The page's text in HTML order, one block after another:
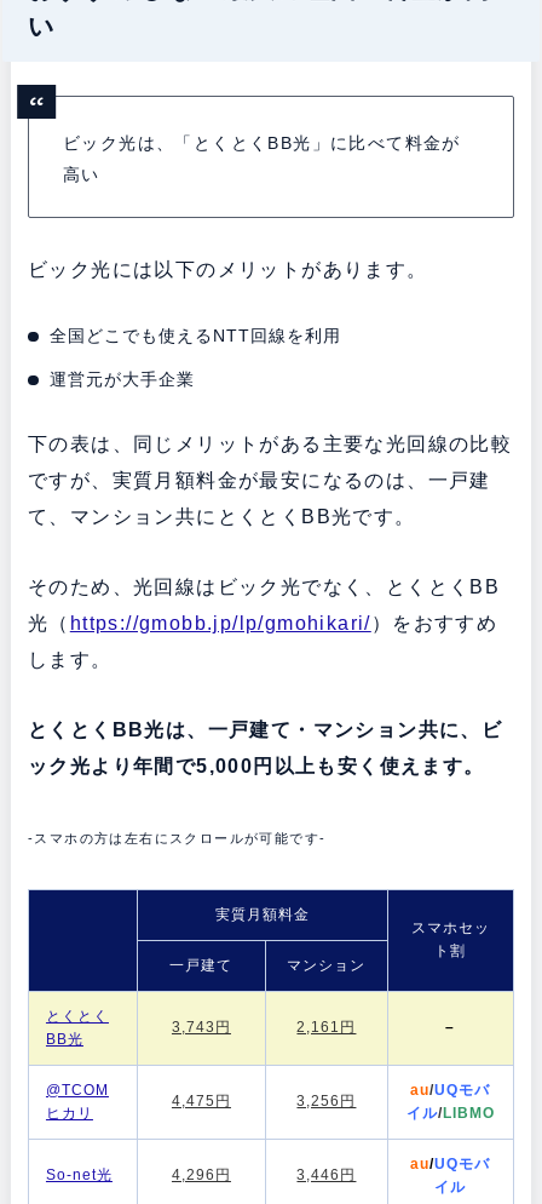
い
ビック光は、「とくとくBB光」に比べて料金が
高い
ビック光には以下のメリットがあります。
全国どこでも使えるNTT回線を利用
運営元が大手企業
下の表は、同じメリットがある主要な光回線の比較
ですが、実質月額料金が最安になるのは、一戸建
て、マンション共にとくとくBB光です。
そのため、光回線はビック光でなく、とくとくBB
光（ https://gmobb.jp/lp/gmohikari/）をおすすめ
します。
とくとくBB光は、一戸建て・マンション共に、ビ
ック光より年間で5,000円以上も安く使えます。
-スマホの方は左右にスクロールが可能です-
実質月額料金
スマホセッ
ト割
一戸建て
マンション
とくとく
BB光
3,743円 2,161円 –
@TCOM
ヒカリ
4,475円 3,256円
au/UQモバ
イル/LIBMO
So-net光 4,296円 3,446円
au/UQモバ
イル